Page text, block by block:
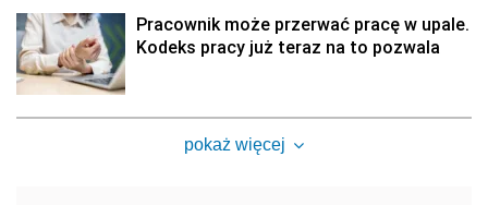
Pracownik może przerwać pracę w upale.
Kodeks pracy już teraz na to pozwala
pokaż więcej